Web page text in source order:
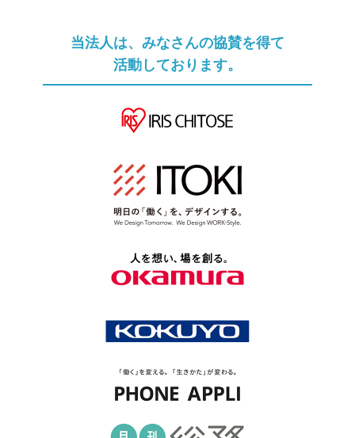
当法人は、みなさんの協賛を得て
活動しております。